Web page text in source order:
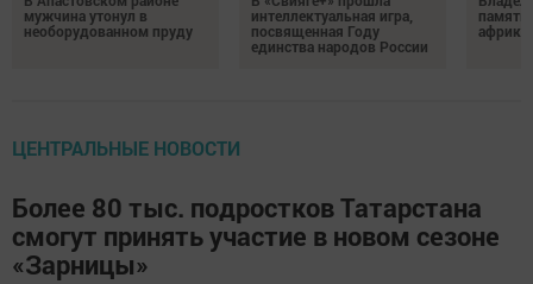
мужчина утонул в
необорудованном пруду
интеллектуальная игра,
посвященная Году
единства народов России
ЦЕНТРАЛЬНЫЕ НОВОСТИ
Более 80 тыс. подростков Татарстана
смогут принять участие в новом сезоне
«Зарницы»